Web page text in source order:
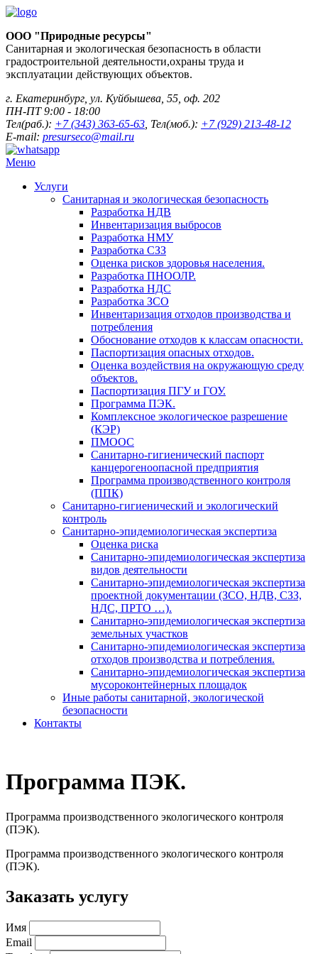
ООО "Природные ресурсы"
Санитарная и экологическая безопасность в области
градостроительной деятельности,охраны труда и
эксплуатации действующих объектов.
г. Екатеринбург, ул. Куйбышева, 55, оф. 202
ПН-ПТ 9:00 - 18:00
Тел(раб.): +7 (343) 363-65-63 , Тел(моб.): +7 (929) 213-48-12
E-mail: presurseco@mail.ru
Меню
Услуги
Санитарная и экологическая безопасность
Разработка НДВ
Инвентаризация выбросов
Разработка НМУ
Разработка СЗЗ
Оценка рисков здоровья населения.
Разработка ПНООЛР.
Разработка НДС
Разработка ЗСО
Инвентаризация отходов производства и
потребления
Обоснование отходов к классам опасности.
Паспортизация опасных отходов.
Оценка воздействия на окружающую среду
объектов.
Паспортизация ПГУ и ГОУ.
Программа ПЭК.
Комплексное экологическое разрешение
(КЭР)
ПМООС
Санитарно-гигиенический паспорт
канцерогеноопасной предприятия
Программа производственного контроля
(ППК)
Санитарно-гигиенический и экологический
контроль
Санитарно-эпидемиологическая экспертиза
Оценка риска
Санитарно-эпидемиологическая экспертиза
видов деятельности
Санитарно-эпидемиологическая экспертиза
проектной документации (ЗСО, НДВ, СЗЗ,
НДС, ПРТО …).
Санитарно-эпидемиологическая экспертиза
земельных участков
Санитарно-эпидемиологическая экспертиза
отходов производства и потребления.
Санитарно-эпидемиологическая экспертиза
мусороконтейнерных площадок
Иные работы санитарной, экологической
безопасности
Контакты
Программа ПЭК.
Программа производственного экологического контроля
(ПЭК).
Программа производственного экологического контроля
(ПЭК).
Заказать услугу
Имя
Email